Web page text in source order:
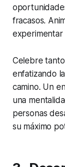
fracasos.
experimentar
Celebre
enfatizando
camino. Un
una
personas
su máximo